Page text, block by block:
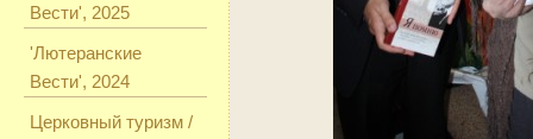
Вести', 2025
'Лютеранские
Вести', 2024
Церковный туризм /